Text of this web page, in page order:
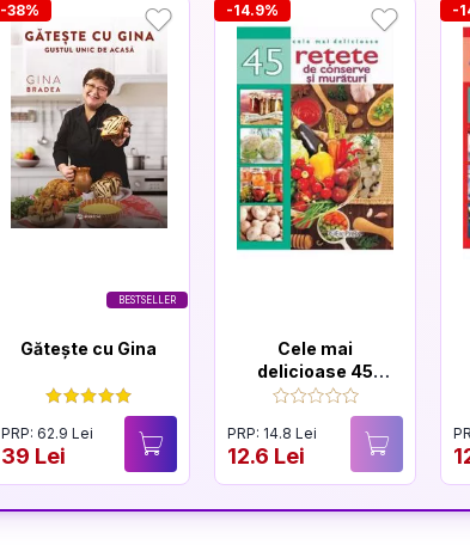
BESTSELLER
-38%
Gătește cu Gina
PRP: 62.9 Lei
39 Lei
-14.9%
Cele mai
delicioase 45
retete de
conserve si
muraturi
PRP: 14.8 Lei
12.6 Lei
-